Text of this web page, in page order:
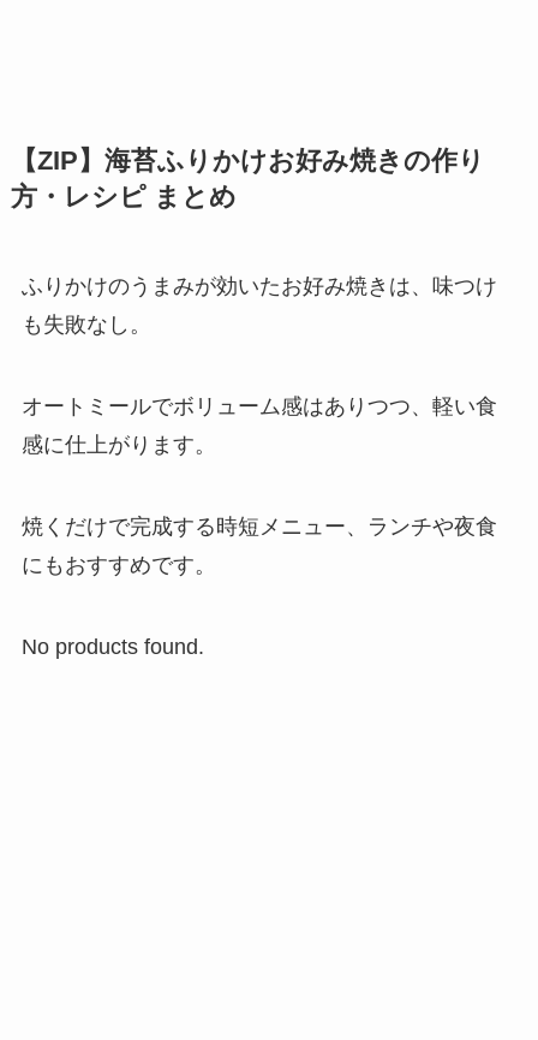
【ZIP】海苔ふりかけお好み焼きの作り
方・レシピ まとめ
ふりかけのうまみが効いたお好み焼きは、味つけ
も失敗なし。
オートミールでボリューム感はありつつ、軽い食
感に仕上がります。
焼くだけで完成する時短メニュー、ランチや夜食
にもおすすめです。
No products found.